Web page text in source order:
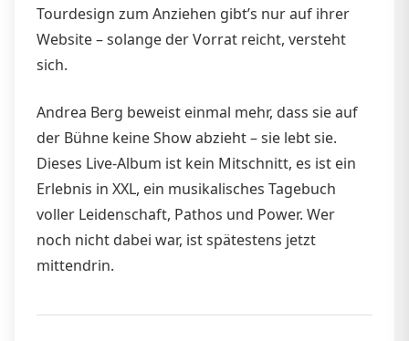
Tourdesign zum Anziehen gibt’s nur auf ihrer
Website – solange der Vorrat reicht, versteht
sich.
Andrea Berg beweist einmal mehr, dass sie auf
der Bühne keine Show abzieht – sie lebt sie.
Dieses Live-Album ist kein Mitschnitt, es ist ein
Erlebnis in XXL, ein musikalisches Tagebuch
voller Leidenschaft, Pathos und Power. Wer
noch nicht dabei war, ist spätestens jetzt
mittendrin.